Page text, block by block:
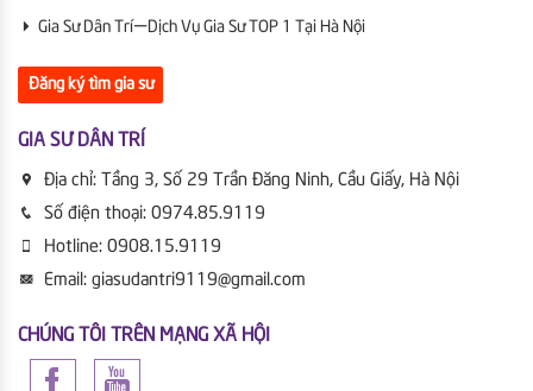
Gia Sư Dân Trí | Dịch Vụ Gia Sư TOP 1 Tại Hà Nội
Đăng ký tìm gia sư
GIA SƯ DÂN TRÍ
Địa chỉ: Tầng 3, Số 29 Trần Đăng Ninh, Cầu Giấy, Hà Nội
Số điện thoại: 0974.85.9119
Hotline: 0908.15.9119
Email: giasudantri9119@gmail.com
CHÚNG TÔI TRÊN MẠNG XÃ HỘI